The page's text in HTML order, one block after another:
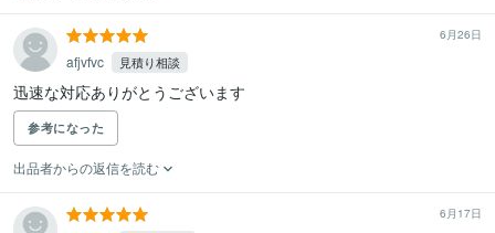
6月26日
afjvfvc 見積り相談
迅速な対応ありがとうございます
参考になった
出品者からの返信を読む
6月17日